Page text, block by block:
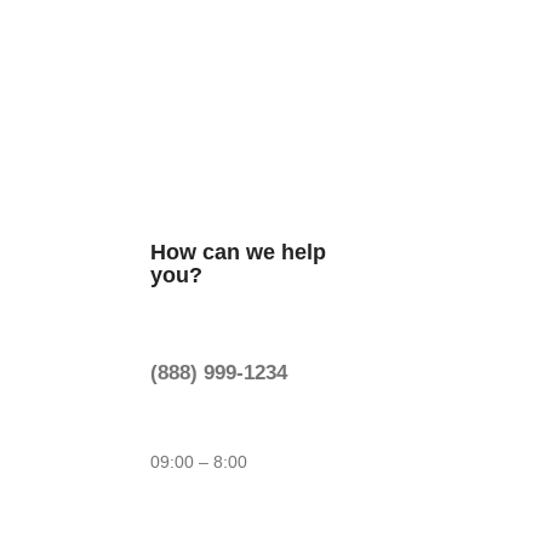
How can we help
you?
(888) 999-1234
09:00 – 8:00